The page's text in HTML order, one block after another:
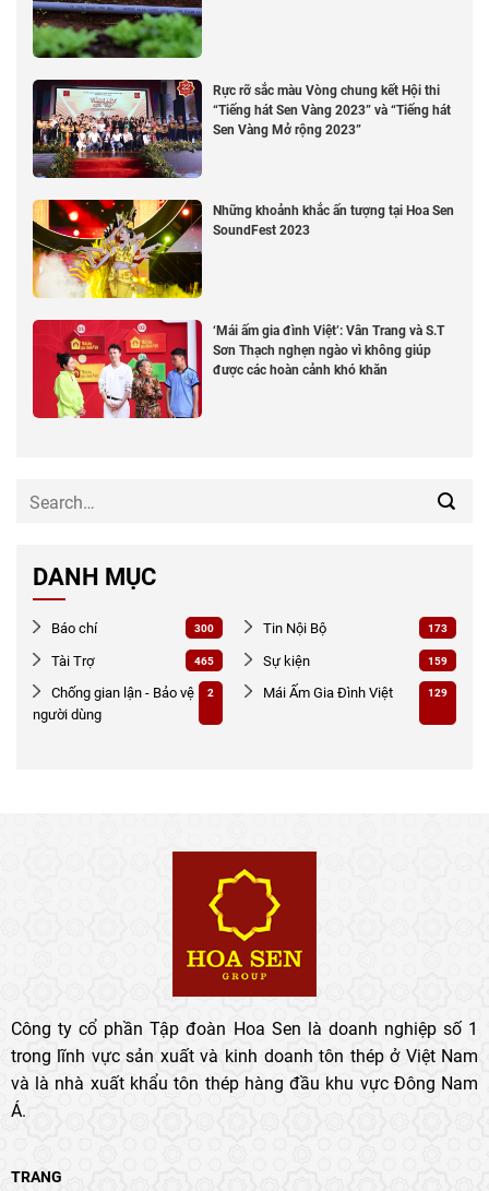
Rực rỡ sắc màu Vòng chung kết Hội thi
“Tiếng hát Sen Vàng 2023” và “Tiếng hát
Sen Vàng Mở rộng 2023”
Những khoảnh khắc ấn tượng tại Hoa Sen
SoundFest 2023
‘Mái ấm gia đình Việt’: Vân Trang và S.T
Sơn Thạch nghẹn ngào vì không giúp
được các hoàn cảnh khó khăn
DANH MỤC
Báo chí 300 Tin Nội Bộ 173
Tài Trợ 465 Sự kiện 159
Chống gian lận - Bảo vệ
người dùng
2 Mái Ấm Gia Đình Việt 129
Công ty cổ phần Tập đoàn Hoa Sen là doanh nghiệp số 1
trong lĩnh vực sản xuất và kinh doanh tôn thép ở Việt Nam
và là nhà xuất khẩu tôn thép hàng đầu khu vực Đông Nam
Á.
TRANG